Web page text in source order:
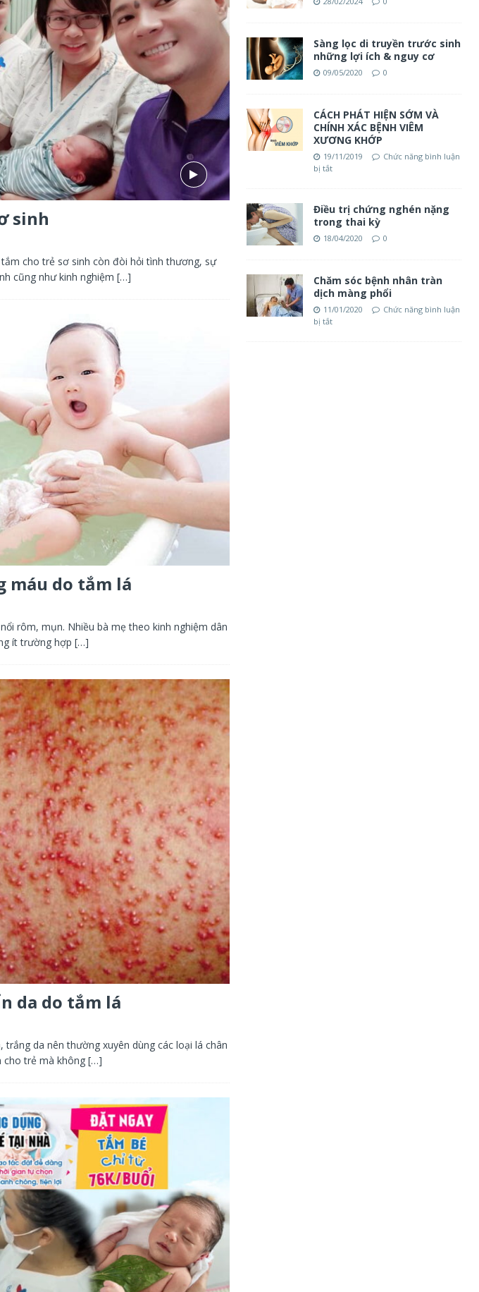
sinh
cho trẻ sơ sinh còn đòi hỏi tình thương, sự
cũng như kinh nghiệm […]
máu do tắm lá
rôm, mụn. Nhiều bà mẹ theo kinh nghiệm dân
ít trường hợp […]
da do tắm lá
da nên thường xuyên dùng các loại lá chân
trẻ mà không […]
Sàng lọc di truyền trước sinh
những lợi ích & nguy cơ
09/05/2020 0
CÁCH PHÁT HIỆN SỚM VÀ
CHÍNH XÁC BỆNH VIÊM
XƯƠNG KHỚP
19/11/2019
Chức năng bình luận
bị tắt
Điều trị chứng nghén nặng
trong thai kỳ
18/04/2020 0
Chăm sóc bệnh nhân tràn
dịch màng phổi
11/01/2020
Chức năng bình luận
bị tắt